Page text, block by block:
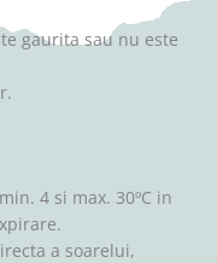
gaurita sau nu este
4 si max. 30ºC in
a soarelui,